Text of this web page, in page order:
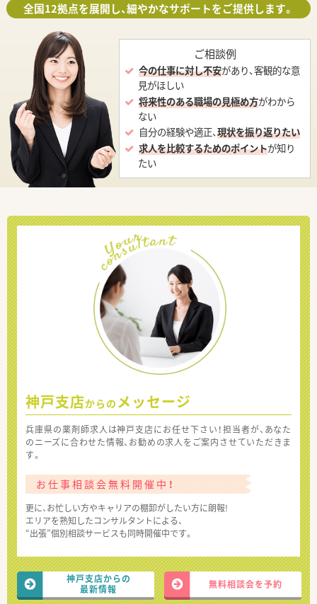
全国12拠点を展開し、細やかなサポートをご提供します。
ご相談例
今の仕事に対し不安があり、客観的な意
見がほしい
将来性のある職場の見極め方がわから
ない
自分の経験や適正、現状を振り返りたい
求人を比較するためのポイントが知り
たい
神戸支店からの メッセージ
兵庫県の薬剤師求人は神戸支店にお任せ下さい！担当者が、あなた
のニーズに合わせた情報、お勧めの求人をご案内させていただきま
す。
お仕事相談会無料開催中！
更に、お忙しい方やキャリアの棚卸がしたい方に朗報!
エリアを熟知したコンサルタントによる、
“出張”個別相談サービスも同時開催中です。
神戸支店からの
最新情報
無料相談会を予約